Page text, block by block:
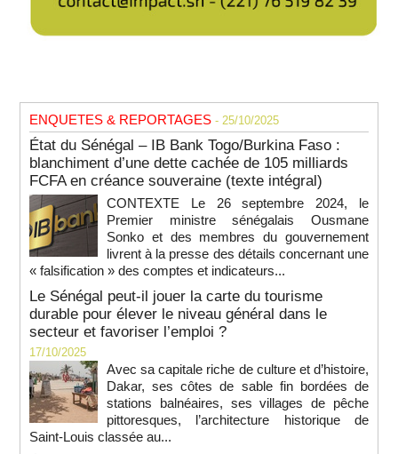
ENQUETES & REPORTAGES - 25/10/2025
État du Sénégal – IB Bank Togo/Burkina Faso :
blanchiment d’une dette cachée de 105 milliards
FCFA en créance souveraine (texte intégral)
CONTEXTE Le 26 septembre 2024, le
Premier ministre sénégalais Ousmane
Sonko et des membres du gouvernement
livrent à la presse des détails concernant une
« falsification » des comptes et indicateurs...
Le Sénégal peut-il jouer la carte du tourisme
durable pour élever le niveau général dans le
secteur et favoriser l’emploi ?
17/10/2025
Avec sa capitale riche de culture et d’histoire,
Dakar, ses côtes de sable fin bordées de
stations balnéaires, ses villages de pêche
pittoresques, l’architecture historique de
Saint-Louis classée au...